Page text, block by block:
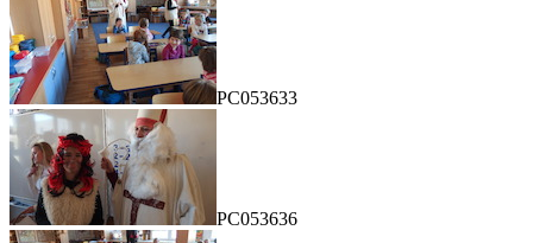
PC053633
PC053636